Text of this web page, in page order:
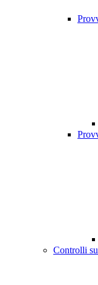
Controlli